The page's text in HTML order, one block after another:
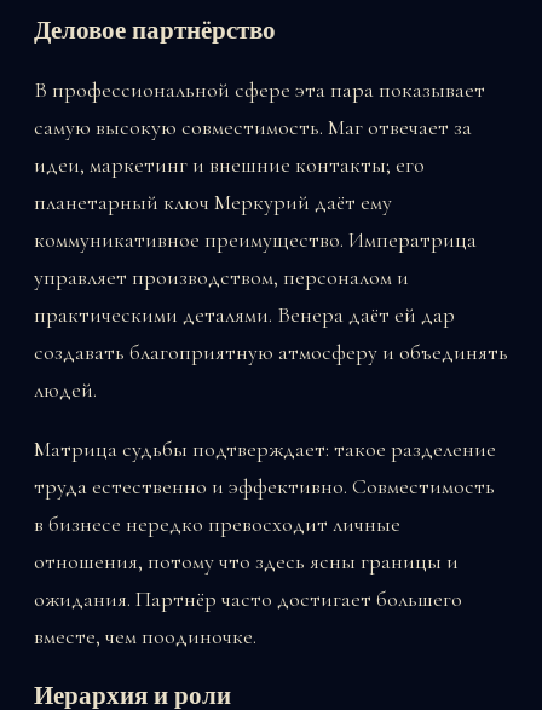
Деловое партнёрство
В профессиональной сфере эта пара показывает
самую высокую совместимость. Маг отвечает за
идеи, маркетинг и внешние контакты; его
планетарный ключ Меркурий даёт ему
коммуникативное преимущество. Императрица
управляет производством, персоналом и
практическими деталями. Венера даёт ей дар
создавать благоприятную атмосферу и объединять
людей.
Матрица судьбы подтверждает: такое разделение
труда естественно и эффективно. Совместимость
в бизнесе нередко превосходит личные
отношения, потому что здесь ясны границы и
ожидания. Партнёр часто достигает большего
вместе, чем поодиночке.
Иерархия и роли